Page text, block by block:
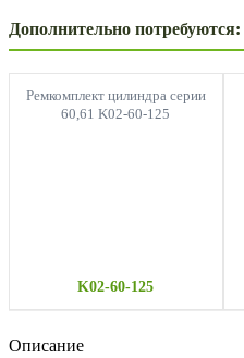
Дополнительно потребуются:
Ремкомплект цилиндра серии
60,61 K02-60-125
K02-60-125
Описание